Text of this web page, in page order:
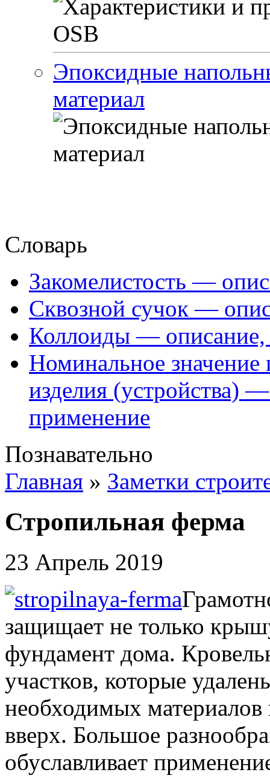
Эпоксидные
материал
Словарь
Закомелистость —
Сквозной сучок —
Коллоиды — описание,
Номинальное значение
изделия (устройства)
применение
Познавательно
Главная » Заметки
Стропильная ферма
23 Апрель 2019
защищает не только
фундамент дома.
участков, которые
необходимых материалов
вверх. Большое
обуславливает